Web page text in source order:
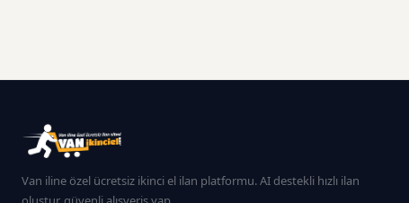
Van iline özel ücretsiz ikinci el ilan platformu. AI destekli hızlı ilan